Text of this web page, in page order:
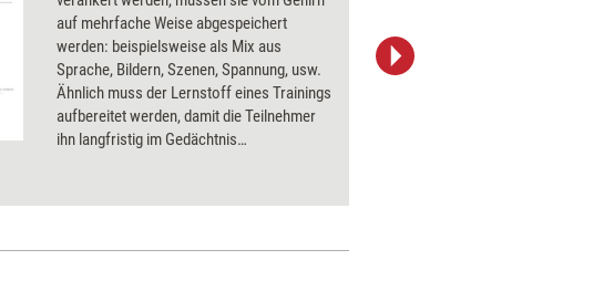
auf mehrfache Weise abgespeichert
werden: beispielsweise als Mix aus
Sprache, Bildern, Szenen, Spannung, usw.
Ähnlich muss der Lernstoff eines Trainings
aufbereitet werden, damit die Teilnehmer
ihn langfristig im Gedächtnis